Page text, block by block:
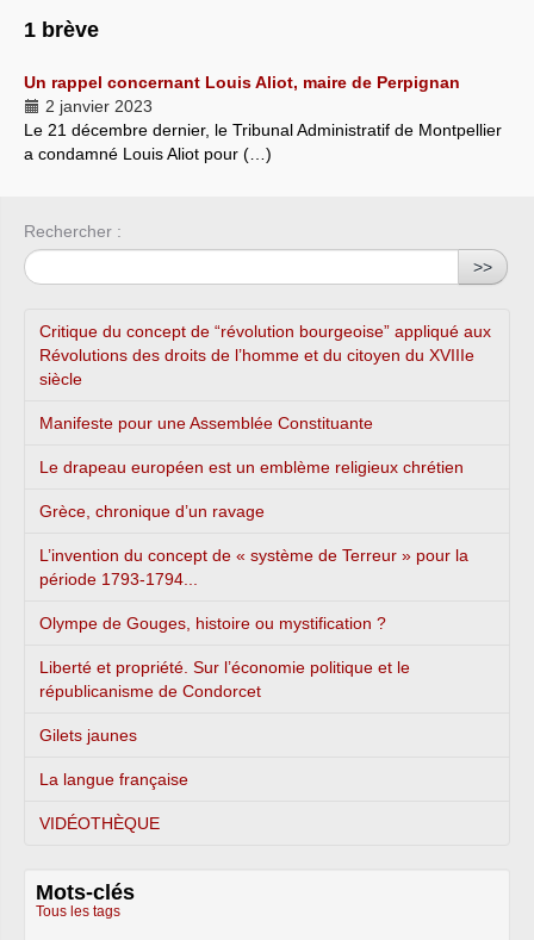
1 brève
Un rappel concernant Louis Aliot, maire de Perpignan
2 janvier 2023
Le 21 décembre dernier, le Tribunal Administratif de Montpellier
a condamné Louis Aliot pour (…)
Rechercher :
>>
Critique du concept de “révolution bourgeoise” appliqué aux
Révolutions des droits de l’homme et du citoyen du XVIIIe
siècle
Manifeste pour une Assemblée Constituante
Le drapeau européen est un emblème religieux chrétien
Grèce, chronique d’un ravage
L’invention du concept de « système de Terreur » pour la
période 1793-1794...
Olympe de Gouges, histoire ou mystification ?
Liberté et propriété. Sur l’économie politique et le
républicanisme de Condorcet
Gilets jaunes
La langue française
VIDÉOTHÈQUE
Mots-clés
Tous les tags